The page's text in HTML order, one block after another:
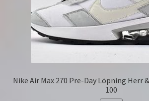
Nike Air Max 270 Pre-Day Löpning Herr
100